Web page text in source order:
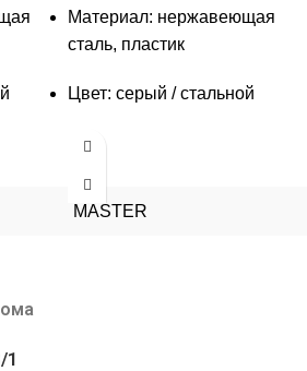
Материал: нержавеющая
сталь, пластик
Цвет: серый / стальной
MASTER
1